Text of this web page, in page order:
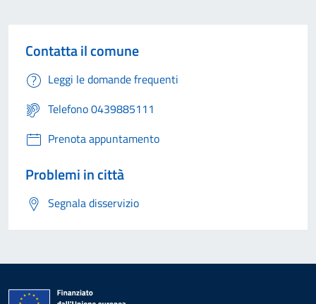
Contatta il comune
Leggi le domande frequenti
Telefono 0439885111
Prenota appuntamento
Problemi in città
Segnala disservizio